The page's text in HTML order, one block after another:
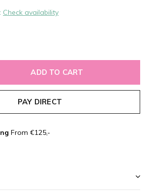
Check availability
ADD TO CART
PAY DIRECT
From €125,-